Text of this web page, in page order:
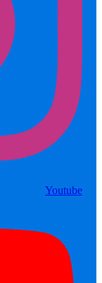
Youtube